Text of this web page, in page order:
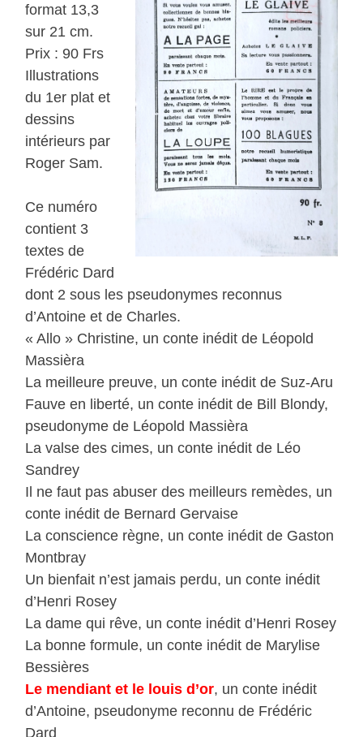
format 13,3
sur 21 cm.
Prix : 90 Frs
Illustrations
du 1er plat et
dessins
intérieurs par
Roger Sam.
Ce numéro
contient 3
textes de
Frédéric Dard
dont 2 sous les pseudonymes reconnus
d’Antoine et de Charles.
« Allo » Christine, un conte inédit de Léopold
Massièra
La meilleure preuve, un conte inédit de Suz-Aru
Fauve en liberté, un conte inédit de Bill Blondy,
pseudonyme de Léopold Massièra
La valse des cimes, un conte inédit de Léo
Sandrey
Il ne faut pas abuser des meilleurs remèdes, un
conte inédit de Bernard Gervaise
La conscience règne, un conte inédit de Gaston
Montbray
Un bienfait n’est jamais perdu, un conte inédit
d’Henri Rosey
La dame qui rêve, un conte inédit d’Henri Rosey
La bonne formule, un conte inédit de Marylise
Bessières
Le mendiant et le louis d’or, un conte inédit
d’Antoine, pseudonyme reconnu de Frédéric
Dard